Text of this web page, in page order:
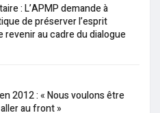
: L’APMP demande à
de préserver l’esprit
revenir au cadre du dialogue
2012 : « Nous voulons être
au front »